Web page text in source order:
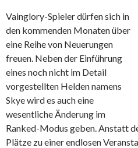
Vainglory-Spieler dürfen sich in
den kommenden Monaten über
eine Reihe von Neuerungen
freuen. Neben der Einführung
eines noch nicht im Detail
vorgestellten Helden namens
Skye wird es auch eine
wesentliche Änderung im
Ranked-Modus geben. Anstatt
Plätze zu einer endlosen